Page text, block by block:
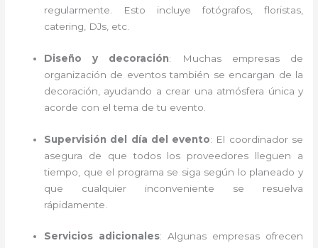
regularmente. Esto incluye fotógrafos, floristas,
catering, DJs, etc.
Diseño y decoración: Muchas empresas de
organización de eventos también se encargan de la
decoración, ayudando a crear una atmósfera única y
acorde con el tema de tu evento.
Supervisión del día del evento: El coordinador se
asegura de que todos los proveedores lleguen a
tiempo, que el programa se siga según lo planeado y
que cualquier inconveniente se resuelva
rápidamente.
Servicios adicionales: Algunas empresas ofrecen